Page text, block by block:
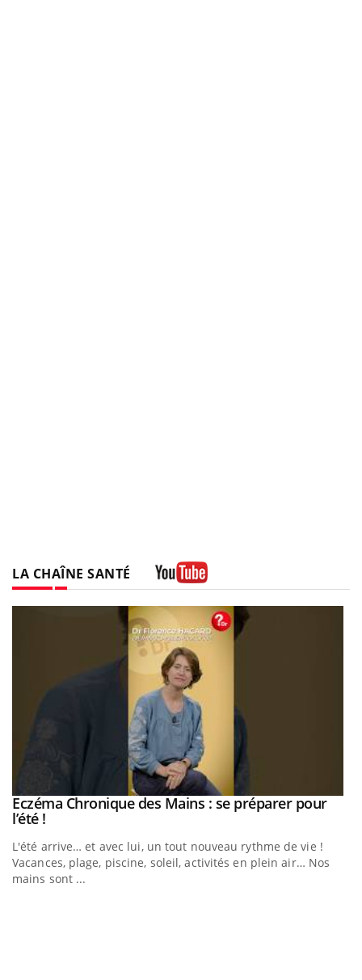
LA CHAÎNE SANTÉ
Youtube
Eczéma Chronique des Mains : se préparer pour
l’été !Youtube
L'été arrive… et avec lui, un tout nouveau rythme de vie !
Vacances, plage, piscine, soleil, activités en plein air… Nos
mains sont ...